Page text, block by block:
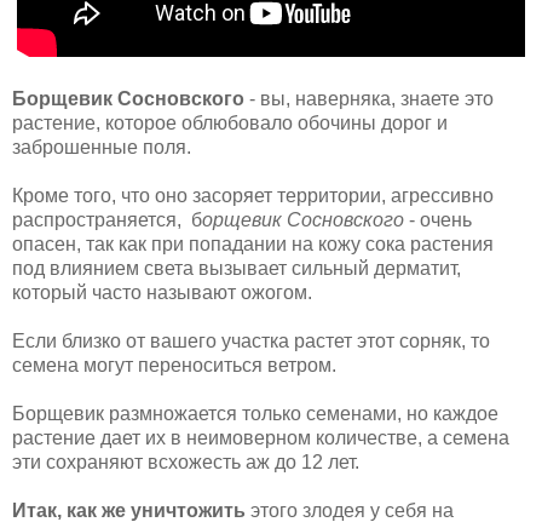
Борщевик Сосновского - вы, наверняка, знаете это
растение, которое облюбовало обочины дорог и
заброшенные поля.
Кроме того, что оно засоряет территории, агрессивно
распространяется, борщевик Сосновского - очень
опасен, так как при попадании на кожу сока растения
под влиянием света вызывает сильный дерматит,
который часто называют ожогом.
Если близко от вашего участка растет этот сорняк, то
семена могут переноситься ветром.
Борщевик размножается только семенами, но каждое
растение дает их в неимоверном количестве, а семена
эти сохраняют всхожесть аж до 12 лет.
Итак, как же уничтожить этого злодея у себя на